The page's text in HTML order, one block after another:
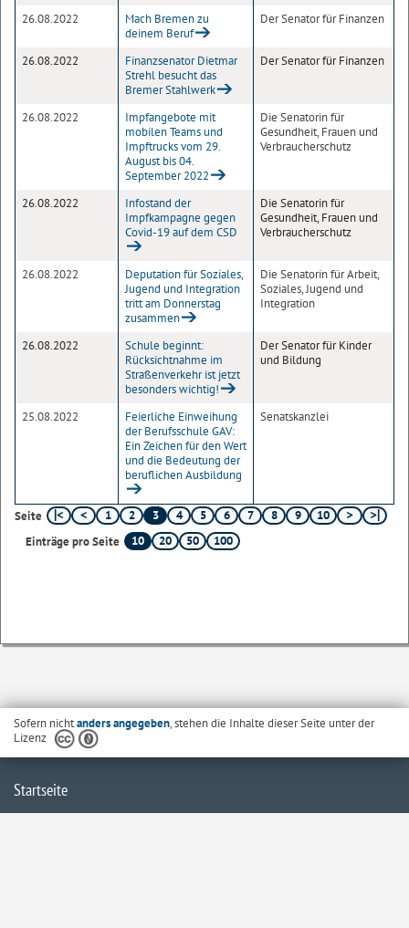
26.08.2022
Mach Bremen zu
deinem Beruf
Der Senator für Finanzen
26.08.2022
Finanzsenator Dietmar
Strehl besucht das
Bremer Stahlwerk
Der Senator für Finanzen
26.08.2022
Impfangebote mit
mobilen Teams und
Impftrucks vom 29.
August bis 04.
September 2022
Die Senatorin für
Gesundheit, Frauen und
Verbraucherschutz
26.08.2022
Infostand der
Impfkampagne gegen
Covid-19 auf dem CSD
Die Senatorin für
Gesundheit, Frauen und
Verbraucherschutz
26.08.2022
Deputation für Soziales,
Jugend und Integration
tritt am Donnerstag
zusammen
Die Senatorin für Arbeit,
Soziales, Jugend und
Integration
26.08.2022
Schule beginnt:
Rücksichtnahme im
Straßenverkehr ist jetzt
besonders wichtig!
Der Senator für Kinder
und Bildung
25.08.2022
Feierliche Einweihung
der Berufsschule GAV:
Ein Zeichen für den Wert
und die Bedeutung der
beruflichen Ausbildung
Senatskanzlei
Seite 1 2 3 4 5 6 7 8 9
10
Einträge pro Seite
10 20 50 100
Sofern nichtanders angegeben, stehen die Inhalte dieser Seite unter der
Lizenz
Startseite